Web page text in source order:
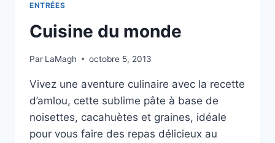
ENTRÉES
Cuisine du monde
Par LaMagh octobre 5, 2013
Vivez une aventure culinaire avec la recette
d’amlou, cette sublime pâte à base de
noisettes, cacahuètes et graines, idéale
pour vous faire des repas délicieux au